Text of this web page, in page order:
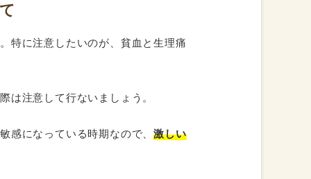
特に注意したいのが、貧血と生理痛
は注意して行ないましょう。
感になっている時期なので、激しい